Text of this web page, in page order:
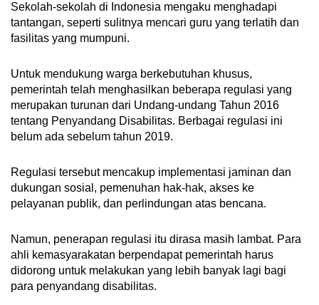
Sekolah-sekolah di Indonesia mengaku menghadapi
tantangan, seperti sulitnya mencari guru yang terlatih dan
fasilitas yang mumpuni.
Untuk mendukung warga berkebutuhan khusus,
pemerintah telah menghasilkan beberapa regulasi yang
merupakan turunan dari Undang-undang Tahun 2016
tentang Penyandang Disabilitas. Berbagai regulasi ini
belum ada sebelum tahun 2019.
Regulasi tersebut mencakup implementasi jaminan dan
dukungan sosial, pemenuhan hak-hak, akses ke
pelayanan publik, dan perlindungan atas bencana.
Namun, penerapan regulasi itu dirasa masih lambat. Para
ahli kemasyarakatan berpendapat pemerintah harus
didorong untuk melakukan yang lebih banyak lagi bagi
para penyandang disabilitas.